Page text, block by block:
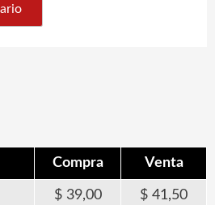
Compra Venta
39,00 41,50